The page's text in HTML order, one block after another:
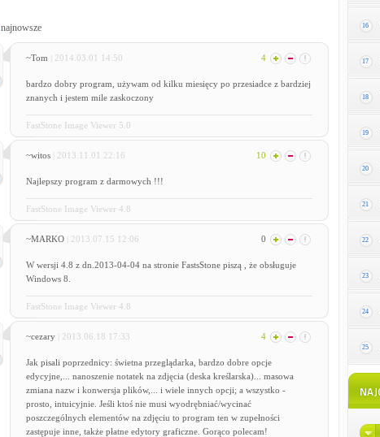
najnowsze
~Tom | 2014.03.01 14:50 4
bardzo dobry program, używam od kilku miesięcy po przesiadce z bardziej
znanych i jestem mile zaskoczony
FastStone Image Viewer 5.0
~witos | 2013.11.01 22:16 10
Najlepszy program z darmowych !!!
FastStone Image Viewer 4.8
~MARKO | 2013.07.15 12:06 0
W wersji 4.8 z dn.2013-04-04 na stronie FastsStone piszą , że obsługuje
Windows 8.
FastStone Image Viewer 4.8
~cezary | 2013.06.18 17:33 4
Jak pisali poprzednicy: świetna przeglądarka, bardzo dobre opcje
edycyjne,... nanoszenie notatek na zdjęcia (deska kreślarska)... masowa
zmiana nazw i konwersja plików,... i wiele innych opcji; a wszystko -
prosto, intuicyjnie. Jeśli ktoś nie musi wyodrębniać/wycinać
poszczególnych elementów na zdjęciu to program ten w zupełności
zastępuje inne, także płatne edytory graficzne. Gorąco polecam!
16
17
18
19
20
21
22
23
24
25